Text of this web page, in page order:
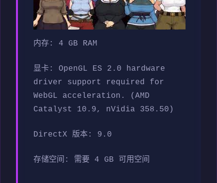
内存: 4 GB RAM
显卡: OpenGL ES 2.0 hardware
driver support required for
WebGL acceleration. (AMD
Catalyst 10.9, nVidia 358.50)
DirectX 版本: 9.0
存储空间: 需要 4 GB 可用空间